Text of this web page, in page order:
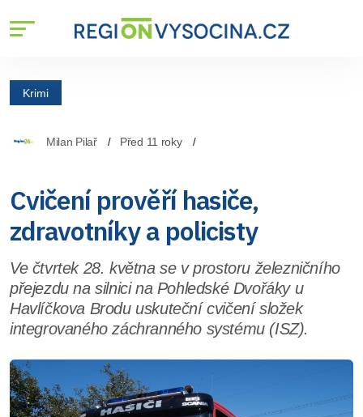
Krimi
Milan Pilař Před 11 roky
Cvičení prověří hasiče,
zdravotníky a policisty
Ve čtvrtek 28. května se v prostoru železničního
přejezdu na silnici na Pohledské Dvořáky u
Havlíčkova Brodu uskuteční cvičení složek
integrovaného záchranného systému (ISZ).